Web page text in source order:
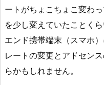
ートがちょこちょこ変わ
を少し変えていたことく
エンド携帯端末（スマホ
レートの変更とアドセン
らかもしれません。